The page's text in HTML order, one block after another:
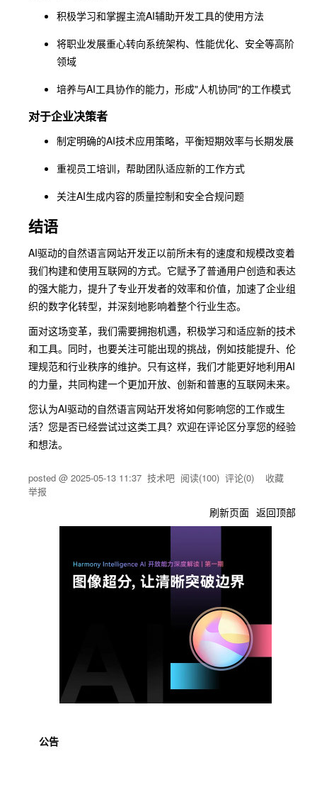
积极学习和掌握主流AI辅助开发工具的使用方法
将职业发展重心转向系统架构、性能优化、安全等高阶
领域
培养与AI工具协作的能力，形成"人机协同"的工作模式
对于企业决策者
制定明确的AI技术应用策略，平衡短期效率与长期发展
重视员工培训，帮助团队适应新的工作方式
关注AI生成内容的质量控制和安全合规问题
结语
AI驱动的自然语言网站开发正以前所未有的速度和规模改变着
我们构建和使用互联网的方式。它赋予了普通用户创造和表达
的强大能力，提升了专业开发者的效率和价值，加速了企业组
织的数字化转型，并深刻地影响着整个行业生态。
面对这场变革，我们需要拥抱机遇，积极学习和适应新的技术
和工具。同时，也要关注可能出现的挑战，例如技能提升、伦
理规范和行业秩序的维护。只有这样，我们才能更好地利用AI
的力量，共同构建一个更加开放、创新和普惠的互联网未来。
您认为AI驱动的自然语言网站开发将如何影响您的工作或生
活？您是否已经尝试过这类工具？欢迎在评论区分享您的经验
和想法。
posted @ 2025-05-13 11:37 技术吧 阅读(100) 评论(0) 收藏
举报
刷新页面 返回顶部
公告